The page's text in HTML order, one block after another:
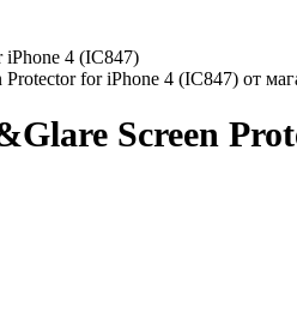
iPhone 4 (IC847)
Screen